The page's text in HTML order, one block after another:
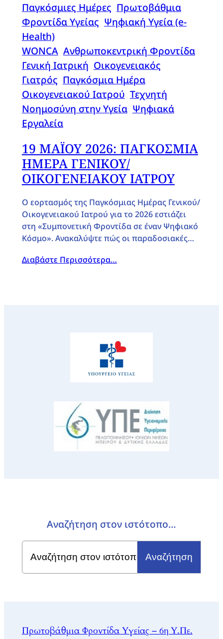
Παγκόσμιες Ημέρες Πρωτοβάθμια
Φροντίδα Υγείας Ψηφιακή Υγεία (e-
Health)
WONCA, Ανθρωποκεντρική Φροντίδα
Γενική Ιατρική Οικογενειακός
Γιατρός Παγκόσμια Ημέρα
Οικογενειακού Ιατρού Τεχνητή
Νοημοσύνη στην Υγεία, Ψηφιακά
Εργαλεία
19 ΜΑΪΟΥ 2026: ΠΑΓΚΟΣΜΙΑ
ΗΜΕΡΑ ΓΕΝΙΚΟΥ/
ΟΙΚΟΓΕΝΕΙΑΚΟΥ ΙΑΤΡΟΥ
Ο εορτασμός της Παγκόσμιας Ημέρας Γενικού/
Οικογενειακού Ιατρού για το 2026 εστιάζει
στη «Συμπονετική Φροντίδα σε έναν Ψηφιακό
Κόσμο». Ανακαλύψτε πώς οι παραδοσιακές…
Διαβάστε Περισσότερα…
Αναζήτηση στον ιστότοπο…
Search
for:
Πρωτοβάθμια Φροντίδα Υγείας – 6η Υ.Πε.